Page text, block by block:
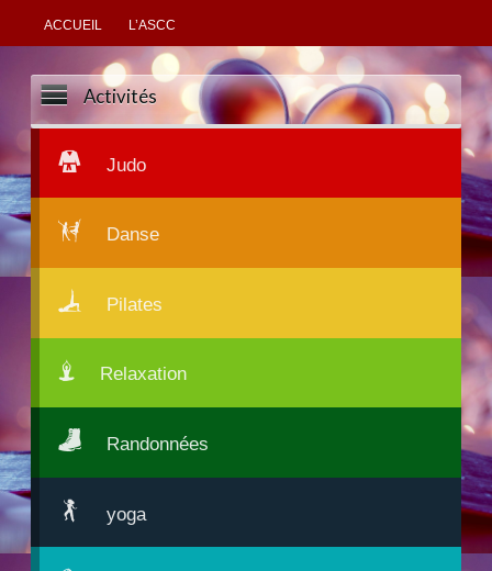
ACCUEIL L’ASCC
Activités
Judo
Danse
Pilates
Relaxation
Randonnées
yoga